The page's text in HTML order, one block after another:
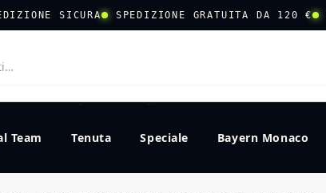
SICURA SPEDIZIONE GRATUITA DA 120 €
Team Tenuta Speciale Bayern Monaco